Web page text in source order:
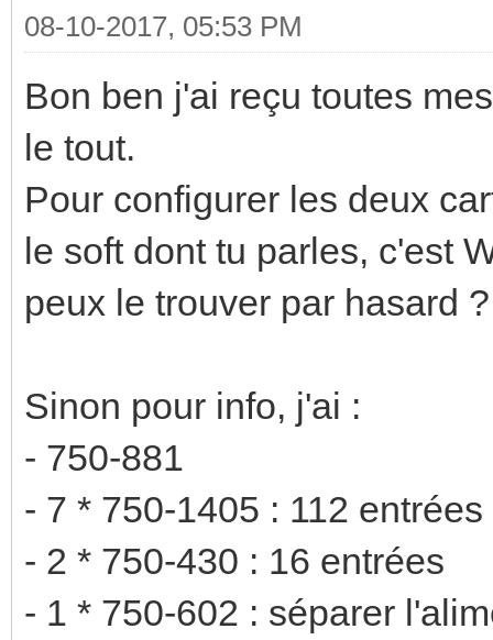
08-10-2017, 05:53 PM
Bon ben j'ai reçu toutes
le tout.
Pour configurer les deux
le soft dont tu parles, c'est
peux le trouver par hasard ?
Sinon pour info, j'ai :
- 750-881
- 7 * 750-1405 : 112 entrées
- 2 * 750-430 : 16 entrées
- 1 * 750-602 : séparer